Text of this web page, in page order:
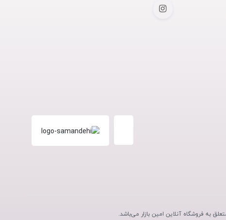
به فروشگاه آنلاین امین بازار می‌باشد.